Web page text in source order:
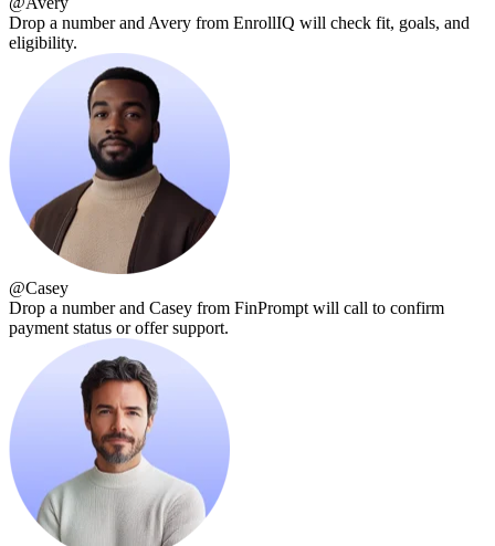
Drop a number and Avery from EnrollIQ will check fit, goals, and
eligibility.
@Casey
Drop a number and Casey from FinPrompt will call to confirm
payment status or offer support.